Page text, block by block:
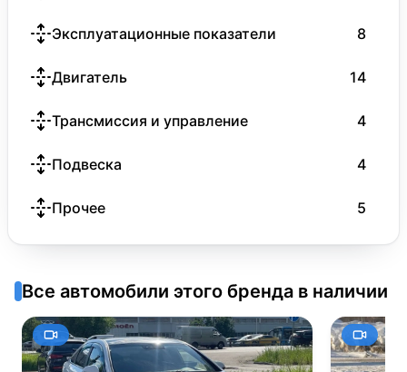
Эксплуатационные показатели 8
Двигатель 14
Трансмиссия и управление 4
Подвеска 4
Прочее 5
Все автомобили этого бренда в наличии